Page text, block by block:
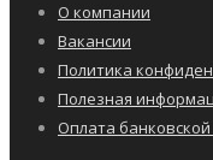
О компании
Вакансии
Политика
Полезная
Оплата